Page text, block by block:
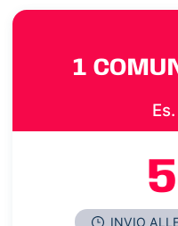
1
INVIO